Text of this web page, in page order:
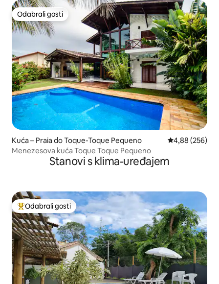
Odabrali gosti
Odabrali gosti
Kuća – Praia do Toque-Toque Pequeno Prosječna
4,88 (256)
Menezesova kuća Toque Toque Pequeno
Stanovi s klima-uređajem
Među najviše rangiranima s oznakom „Odabrali gosti”
Odabrali gosti